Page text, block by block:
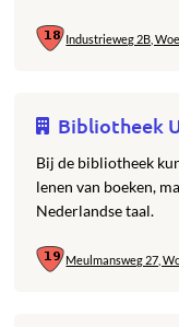
Industrieweg 2B,
Bibliotheek
Bij de bibliotheek
lenen van boeken,
Nederlandse taal.
Meulmansweg 27,